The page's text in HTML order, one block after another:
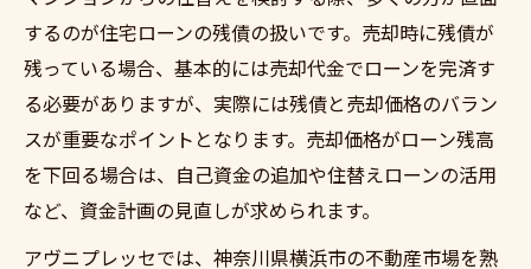
マンションからの住替えで資産価値を守る
コツ
高額売却を目指すマンションからの住替え
戦略
査定額を引き上げる住替え時のチェックポ
イント
するのが住宅ローンの残債の扱いです。売却時に残債が
残っている場合、基本的には売却代金でローンを完済す
る必要がありますが、実際には残債と売却価格のバラン
スが重要なポイントとなります。売却価格がローン残高
を下回る場合は、自己資金の追加や住替えローンの活用
など、資金計画の見直しが求められます。
アヴニプレッセでは、神奈川県横浜市の不動産市場を熟